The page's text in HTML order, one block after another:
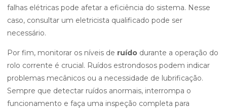
falhas elétricas pode afetar a eficiência do sistema. Nesse
caso, consultar um eletricista qualificado pode ser
necessário.
Por fim, monitorar os níveis de ruído durante a operação do
rolo corrente é crucial. Ruídos estrondosos podem indicar
problemas mecânicos ou a necessidade de lubrificação.
Sempre que detectar ruídos anormais, interrompa o
funcionamento e faça uma inspeção completa para